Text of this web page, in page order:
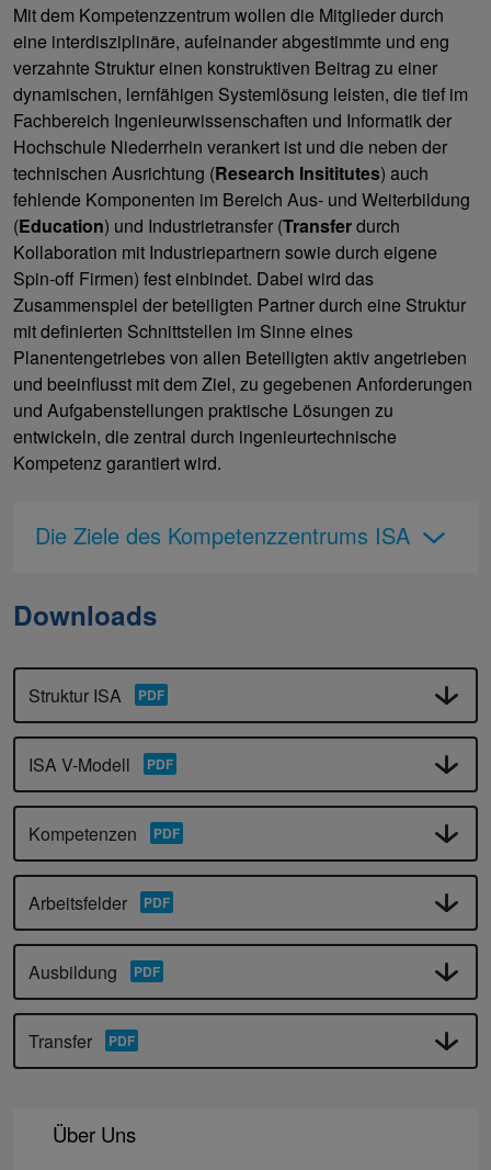
Mit dem Kompetenzzentrum wollen die Mitglieder durch
eine interdisziplinäre, aufeinander abgestimmte und eng
verzahnte Struktur einen konstruktiven Beitrag zu einer
dynamischen, lernfähigen Systemlösung leisten, die tief im
Fachbereich Ingenieurwissenschaften und Informatik der
Hochschule Niederrhein verankert ist und die neben der
technischen Ausrichtung (Research Insititutes) auch
fehlende Komponenten im Bereich Aus- und Weiterbildung
(Education) und Industrietransfer (Transferdurch
Kollaboration mit Industriepartnern sowie durch eigene
Spin-off Firmen) fest einbindet. Dabei wird das
Zusammenspiel der beteiligten Partner durch eine Struktur
mit definierten Schnittstellen im Sinne eines
Planentengetriebes von allen Beteiligten aktiv angetrieben
und beeinflusst mit dem Ziel, zu gegebenen Anforderungen
und Aufgabenstellungen praktische Lösungen zu
entwickeln, die zentral durch ingenieurtechnische
Kompetenz garantiert wird.
Die Ziele des Kompetenzzentrums ISA
Downloads
Struktur ISA
ISA V-Modell
Kompetenzen
Arbeitsfelder
Ausbildung
Transfer
Über Uns